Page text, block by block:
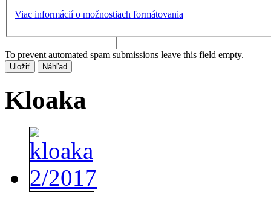
Viac informácií o možnostiach formátovania
To prevent automated spam submissions leave this field empty.
Kloaka